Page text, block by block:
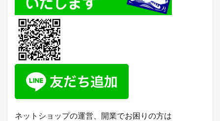
ネットショップの運営、開業でお困りの方は